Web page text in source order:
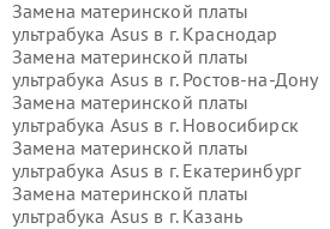
Замена материнской платы
ультрабука Asus в г. Краснодар
Замена материнской платы
ультрабука Asus в г. Ростов-на-Дону
Замена материнской платы
ультрабука Asus в г. Новосибирск
Замена материнской платы
ультрабука Asus в г. Екатеринбург
Замена материнской платы
ультрабука Asus в г. Казань